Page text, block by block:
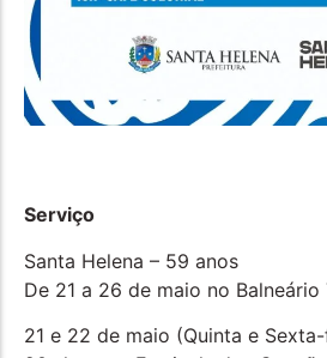
Serviço
Santa Helena – 59 anos
De 21 a 26 de maio no Balneário
21 e 22 de maio (Quinta e